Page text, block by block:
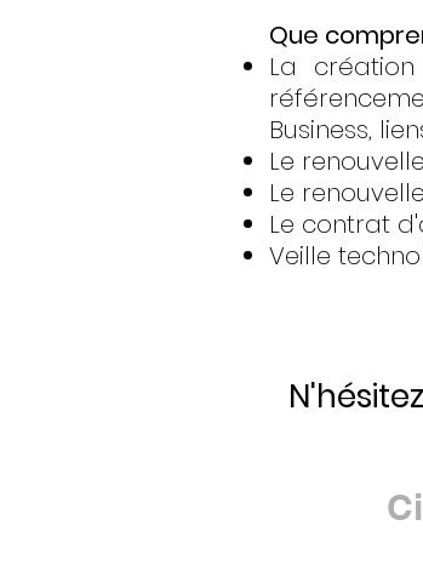
Que
La
Business,
Le
Le
Le contrat
Veille